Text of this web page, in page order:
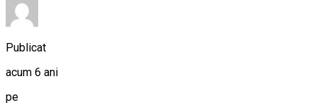
Publicat
acum 6 ani
pe